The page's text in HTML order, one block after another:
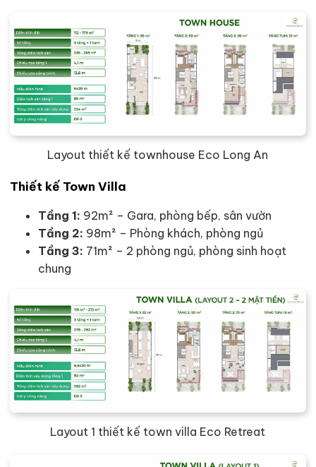
Layout thiết kế townhouse Eco Long An
Thiết kế Town Villa
Tầng 1: 92m² – Gara, phòng bếp, sân vườn
Tầng 2: 98m² – Phòng khách, phòng ngủ
Tầng 3: 71m² – 2 phòng ngủ, phòng sinh hoạt
chung
Layout 1 thiết kế town villa Eco Retreat